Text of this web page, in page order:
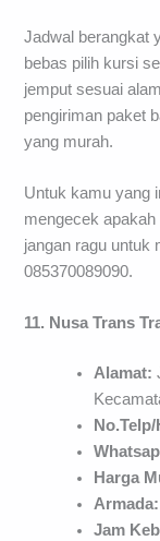
Jadwal berangkat
bebas pilih kursi
jemput sesuai
pengiriman paket
yang murah.
Untuk kamu yang
mengecek
jangan ragu untuk
085370089090.
11. Nusa Trans
Alamat:
No.Telp/
Harga
Armada:
Jam